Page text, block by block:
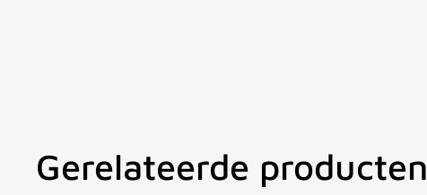
Gerelateerde producten